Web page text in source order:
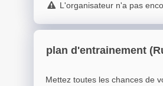
L'organisateur n'a pas
plan d'entrainement
Mettez toutes les chances de